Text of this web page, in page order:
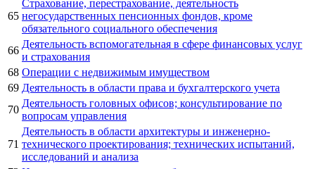
65
Страхование, перестрахование, деятельность
негосударственных пенсионных фондов, кроме
обязательного социального обеспечения
66
Деятельность вспомогательная в сфере финансовых услуг
и страхования
68 Операции с недвижимым имуществом
69 Деятельность в области права и бухгалтерского учета
70
Деятельность головных офисов; консультирование по
вопросам управления
71
Деятельность в области архитектуры и инженерно-
технического проектирования; технических испытаний,
исследований и анализа